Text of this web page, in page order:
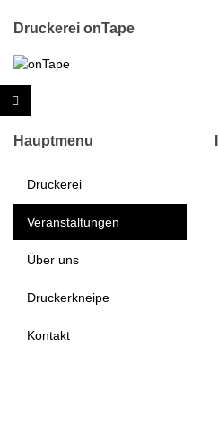
Druckerei onTape
Hauptmenu
Druckerei
Veranstaltungen
Über uns
Druckerkneipe
Kontakt